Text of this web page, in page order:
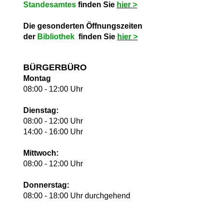
Standesamtes finden Sie hier >
Die gesonderten Öffnungszeiten
der Bibliothek finden Sie hier >
BÜRGERBÜRO
Montag
08:00 - 12:00 Uhr
Dienstag:
08:00 - 12:00 Uhr
14:00 - 16:00 Uhr
Mittwoch:
08:00 - 12:00 Uhr
Donnerstag:
08:00 - 18:00 Uhr durchgehend